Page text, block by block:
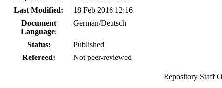
Last Modified:
18 Feb 2016 12:16
Document
Language:
German/Deutsch
Status:
Published
Refereed:
Not peer-reviewed
Repository Staff